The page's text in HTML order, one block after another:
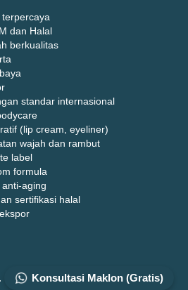
dan Halal
berkualitas
standar internasional
(lip cream, eyeliner)
wajah dan rambut
label
formula
aging
sertifikasi halal
DIZZA KARYA UTAMA
Konsultasi Maklon (Gratis)